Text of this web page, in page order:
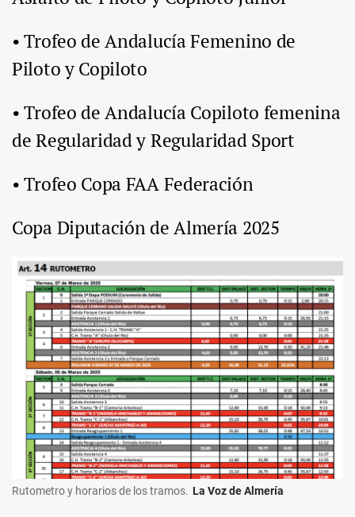
• Trofeo de Andalucía Femenino de
Piloto y Copiloto
• Trofeo de Andalucía Copiloto femenina
de Regularidad y Regularidad Sport
• Trofeo Copa FAA Federación
Copa Diputación de Almería 2025
Rutometro y horarios de los tramos. La Voz de Almería